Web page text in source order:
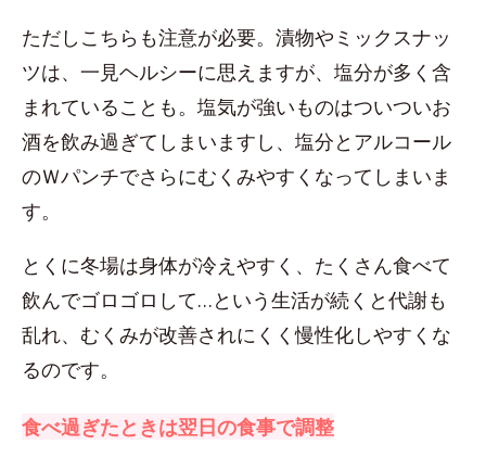
ただしこちらも注意が必要。漬物やミックスナッ
ツは、一見ヘルシーに思えますが、塩分が多く含
まれていることも。塩気が強いものはついついお
酒を飲み過ぎてしまいますし、塩分とアルコール
のＷパンチでさらにむくみやすくなってしまいま
す。
とくに冬場は身体が冷えやすく、たくさん食べて
飲んでゴロゴロして…という生活が続くと代謝も
乱れ、むくみが改善されにくく慢性化しやすくな
るのです。
食べ過ぎたときは翌日の食事で調整